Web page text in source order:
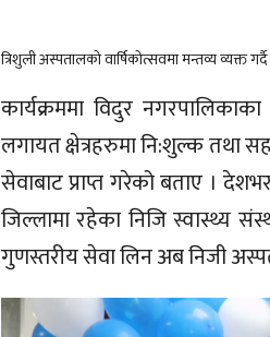
त्रिशुली अस्पतालको वार्षिकोत्सवमा मन्तव्य व्यक्त
कार्यक्रममा विदुर
लगायत क्षेत्रहरुमा नि:शुल्क तथा
सेवाबाट प्राप्त गरेको बताए ।
जिल्लामा रहेका निजि स्वास्थ्य
गुणस्तरीय सेवा लिन अब निजी